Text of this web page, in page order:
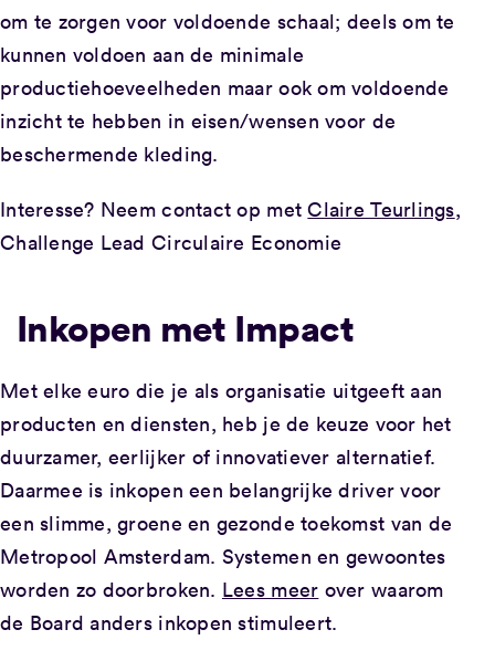
om te zorgen voor voldoende schaal; deels om te
kunnen voldoen aan de minimale
productiehoeveelheden maar ook om voldoende
inzicht te hebben in eisen/wensen voor de
beschermende kleding.
Interesse? Neem contact op metClaire Teurlings,
Challenge Lead Circulaire Economie
Inkopen met Impact
Met elke euro die je als organisatie uitgeeft aan
producten en diensten, heb je de keuze voor het
duurzamer, eerlijker of innovatiever alternatief.
Daarmee is inkopen een belangrijke driver voor
een slimme, groene en gezonde toekomst van de
Metropool Amsterdam. Systemen en gewoontes
worden zo doorbroken. Lees meer over waarom
de Board anders inkopen stimuleert.